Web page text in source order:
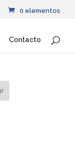
0 elementos
Contacto